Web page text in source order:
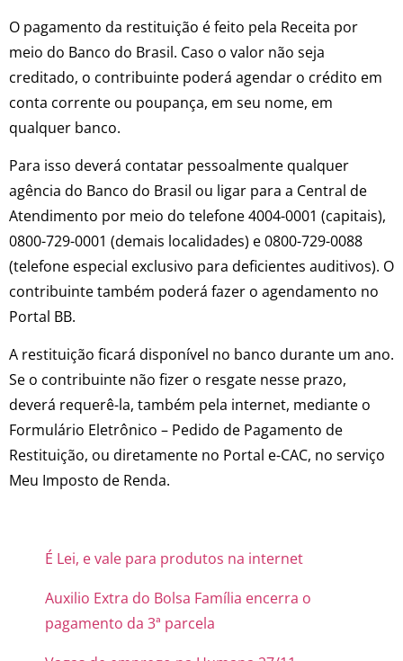
O pagamento da restituição é feito pela Receita por
meio do Banco do Brasil. Caso o valor não seja
creditado, o contribuinte poderá agendar o crédito em
conta corrente ou poupança, em seu nome, em
qualquer banco.
Para isso deverá contatar pessoalmente qualquer
agência do Banco do Brasil ou ligar para a Central de
Atendimento por meio do telefone 4004-0001 (capitais),
0800-729-0001 (demais localidades) e 0800-729-0088
(telefone especial exclusivo para deficientes auditivos). O
contribuinte também poderá fazer o agendamento no
Portal BB.
A restituição ficará disponível no banco durante um ano.
Se o contribuinte não fizer o resgate nesse prazo,
deverá requerê-la, também pela internet, mediante o
Formulário Eletrônico – Pedido de Pagamento de
Restituição, ou diretamente no Portal e-CAC, no serviço
Meu Imposto de Renda.
É Lei, e vale para produtos na internet
Auxilio Extra do Bolsa Família encerra o
pagamento da 3ª parcela